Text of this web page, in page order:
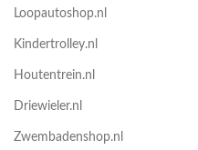
Loopautoshop.nl
Kindertrolley.nl
Houtentrein.nl
Driewieler.nl
Zwembadenshop.nl